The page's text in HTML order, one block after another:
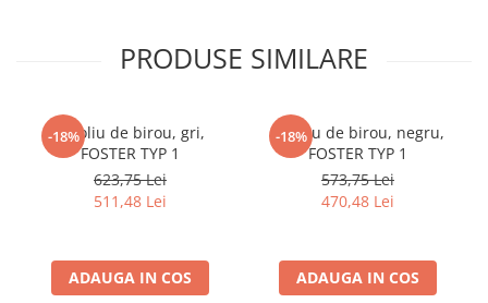
Canapele birou
Dulapuri birou/bibliorafturi
Mese birou
Scaune Birou
Scaune conferinta-vizitator
PRODUSE SIMILARE
-18%
Fotoliu de birou, gri,
FOSTER TYP 1
623,75 Lei
511,48 Lei
ADAUGA IN COS
-18%
Fotoliu de birou, negru,
FOSTER TYP 1
573,75 Lei
470,48 Lei
ADAUGA IN COS